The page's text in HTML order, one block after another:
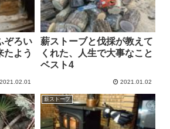
ぞろい
たよう
2021.02.01
薪ストーブと伐採が教えて
くれた、人生で大事なこと
ベスト4
2021.01.02
薪ストーブ